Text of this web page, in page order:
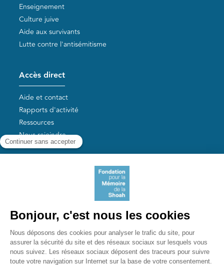
Enseignement
Culture juive
Aide aux survivants
Lutte contre l'antisémitisme
Accès direct
Aide et contact
Rapports d'activité
Ressources
Nous rejoindre
Aide aux survivants de la Shoah
Liens utiles
Mémorial de la Shoah
Le camp des Milles